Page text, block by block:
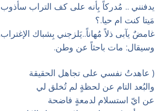
‏يدفنني .. مُدركاً بِأنه على كف التراب سأذوب
‏مَيتا كنت ام حيا.؟
‏غامضٌ يآبى ذلاً مُهاناً..يَلزجني بِشباك
‏وسيقال: مات باحثاً عن وطن.
‏( عاهدتُ نفسي على تجاهل الحقيقة
‏والبُعد التام عن لحظةٍ لم تُخلق لي
‏عن ايّ استسلام لدمعةٍ فاضحة